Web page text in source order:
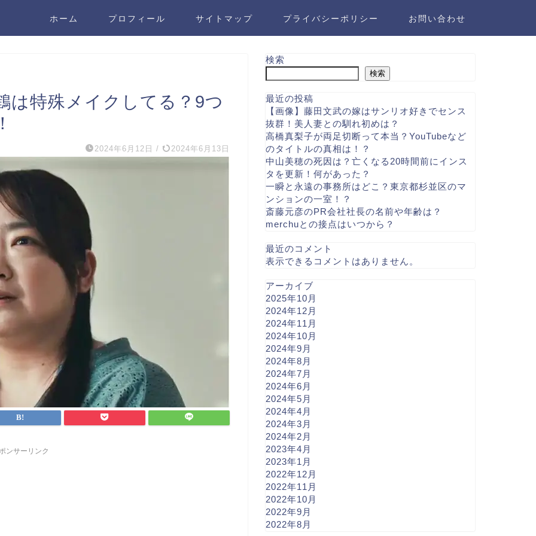
ホーム プロフィール サイトマップ プライバシーポリシー お問い合わせ
は特殊メイクしてる？9つ
2024年6月12日 / 2024年6月13日
ンサーリンク
検索
検索
最近の投稿
【画像】藤田文武の嫁はサンリオ好きでセンス
抜群！美人妻との馴れ初めは？
高橋真梨子が両足切断って本当？YouTubeなど
のタイトルの真相は！？
中山美穂の死因は？亡くなる20時間前にインス
タを更新！何があった？
一瞬と永遠の事務所はどこ？東京都杉並区のマ
ンションの一室！？
斎藤元彦のPR会社社長の名前や年齢は？
merchuとの接点はいつから？
最近のコメント
表示できるコメントはありません。
アーカイブ
2025年10月
2024年12月
2024年11月
2024年10月
2024年9月
2024年8月
2024年7月
2024年6月
2024年5月
2024年4月
2024年3月
2024年2月
2023年4月
2023年1月
2022年12月
2022年11月
2022年10月
2022年9月
2022年8月